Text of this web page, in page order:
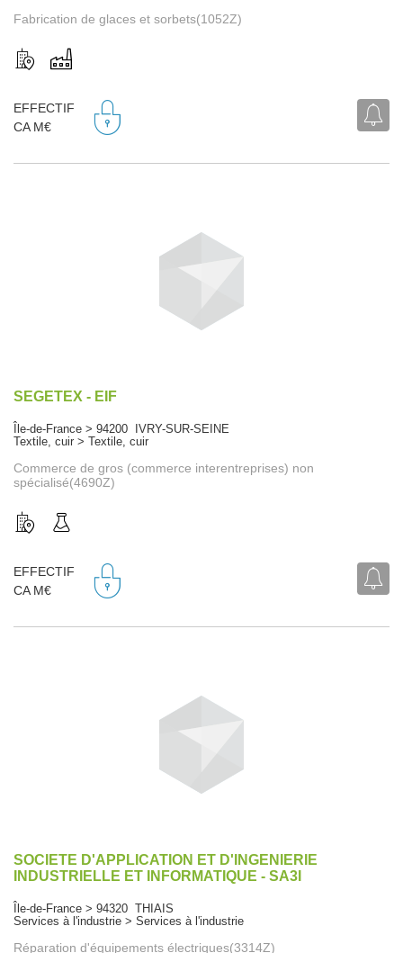
Fabrication de glaces et sorbets(1052Z)
EFFECTIF
CA M€
SEGETEX - EIF
Île-de-France > 94200 IVRY-SUR-SEINE
Textile, cuir > Textile, cuir
Commerce de gros (commerce interentreprises) non
spécialisé(4690Z)
EFFECTIF
CA M€
SOCIETE D'APPLICATION ET D'INGENIERIE
INDUSTRIELLE ET INFORMATIQUE - SA3I
Île-de-France > 94320 THIAIS
Services à l'industrie > Services à l'industrie
Réparation d'équipements électriques(3314Z)